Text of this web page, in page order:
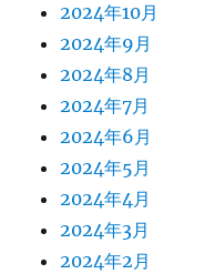
2024年10月
2024年9月
2024年8月
2024年7月
2024年6月
2024年5月
2024年4月
2024年3月
2024年2月